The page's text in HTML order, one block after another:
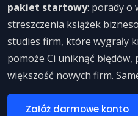
pakiet startowy: porady o
streszczenia książek
studies firm, które wygrały
pomoże Ci uniknąć
większość nowych firm.
Załóż darmowe konto